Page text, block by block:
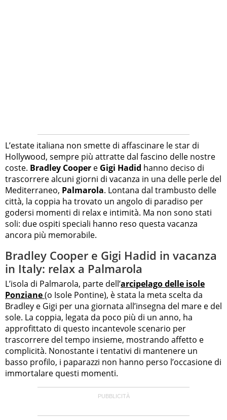
L’estate italiana non smette di affascinare le star di
Hollywood, sempre più attratte dal fascino delle nostre
coste. Bradley Cooper e Gigi Hadid hanno deciso di
trascorrere alcuni giorni di vacanza in una delle perle del
Mediterraneo, Palmarola. Lontana dal trambusto delle
città, la coppia ha trovato un angolo di paradiso per
godersi momenti di relax e intimità. Ma non sono stati
soli: due ospiti speciali hanno reso questa vacanza
ancora più memorabile.
Bradley Cooper e Gigi Hadid in vacanza
in Italy: relax a Palmarola
L’isola di Palmarola, parte dell’arcipelago delle isole
Ponziane(o Isole Pontine), è stata la meta scelta da
Bradley e Gigi per una giornata all’insegna del mare e del
sole. La coppia, legata da poco più di un anno, ha
approfittato di questo incantevole scenario per
trascorrere del tempo insieme, mostrando affetto e
complicità. Nonostante i tentativi di mantenere un
basso profilo, i paparazzi non hanno perso l’occasione di
immortalare questi momenti.